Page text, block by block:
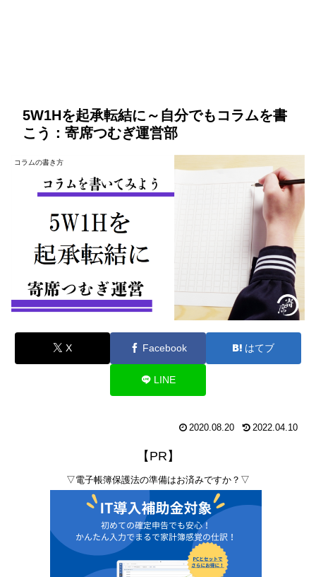
5W1Hを起承転結に～自分でもコラムを書
こう：寄席つむぎ運営部
コラムの書き方
X Facebook はてブ
LINE
2020.08.20 2022.04.10
【PR】
▽電子帳簿保護法の準備はお済みですか？▽